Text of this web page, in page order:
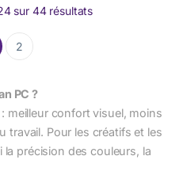
sur 44 résultats
2
PC ?
meilleur confort visuel, moins
travail. Pour les créatifs et les
la précision des couleurs, la